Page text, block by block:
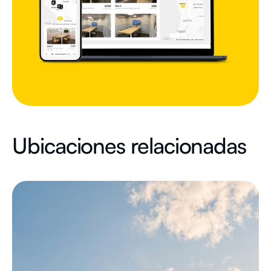
Ubicaciones relacionadas